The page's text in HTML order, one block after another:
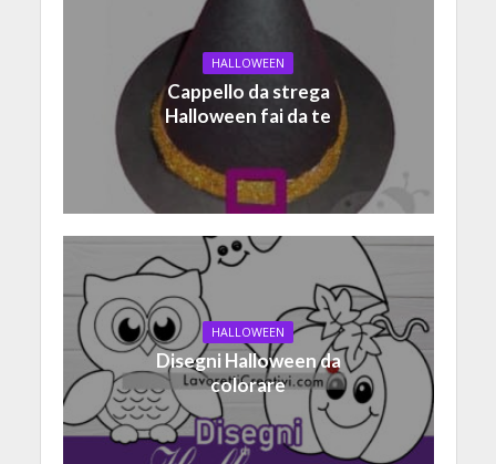
HALLOWEEN
Cappello da strega
Halloween fai da te
HALLOWEEN
Disegni Halloween da
colorare